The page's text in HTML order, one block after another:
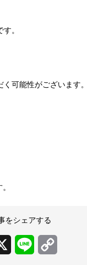
。
可能性がございます
をシェアする
Line